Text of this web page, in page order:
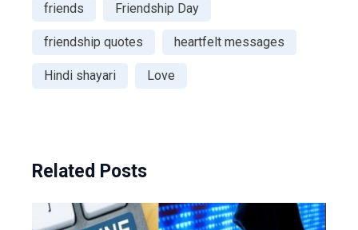
friends Friendship Day
friendship quotes heartfelt messages
Hindi shayari Love
Related Posts